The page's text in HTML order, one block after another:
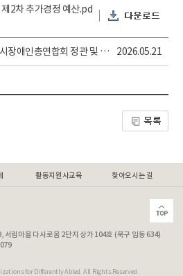
2차 추가경정 예산.pd
(사)광주광역시장애인총연합회 정관 및 제 규정 2026.05.21
목록
활동지원사교육 찾아오시는 길
서림마을 다사로움 2단지 상가 104호 (북구 임동 634)
for Differently Abled. All Rights Reserved.